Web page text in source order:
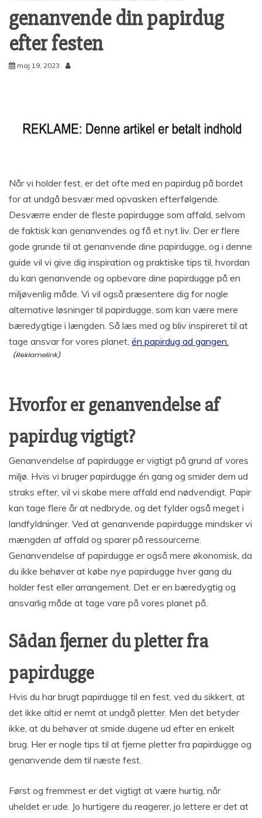
genanvende din papirdug
efter festen
maj 19, 2023
Når vi holder fest, er det ofte med en papirdug på bordet
for at undgå besvær med opvasken efterfølgende.
Desværre ender de fleste papirdugge som affald, selvom
de faktisk kan genanvendes og få et nyt liv. Der er flere
gode grunde til at genanvende dine papirdugge, og i denne
guide vil vi give dig inspiration og praktiske tips til, hvordan
du kan genanvende og opbevare dine papirdugge på en
miljøvenlig måde. Vi vil også præsentere dig for nogle
alternative løsninger til papirdugge, som kan være mere
bæredygtige i længden. Så læs med og bliv inspireret til at
tage ansvar for vores planet, én papirdug ad gangen.
Hvorfor er genanvendelse af
papirdug vigtigt?
Genanvendelse af papirdugge er vigtigt på grund af vores
miljø. Hvis vi bruger papirdugge én gang og smider dem ud
straks efter, vil vi skabe mere affald end nødvendigt. Papir
kan tage flere år at nedbryde, og det fylder også meget i
landfyldninger. Ved at genanvende papirdugge mindsker vi
mængden af affald og sparer på ressourcerne.
Genanvendelse af papirdugge er også mere økonomisk, da
du ikke behøver at købe nye papirdugge hver gang du
holder fest eller arrangement. Det er en bæredygtig og
ansvarlig måde at tage vare på vores planet på.
Sådan fjerner du pletter fra
papirdugge
Hvis du har brugt papirdugge til en fest, ved du sikkert, at
det ikke altid er nemt at undgå pletter. Men det betyder
ikke, at du behøver at smide dugene ud efter en enkelt
brug. Her er nogle tips til at fjerne pletter fra papirdugge og
genanvende dem til næste fest.
Først og fremmest er det vigtigt at være hurtig, når
uheldet er ude. Jo hurtigere du reagerer, jo lettere er det at